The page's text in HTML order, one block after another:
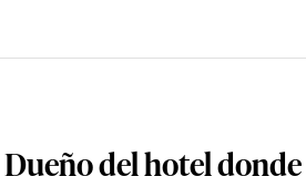
del hotel donde